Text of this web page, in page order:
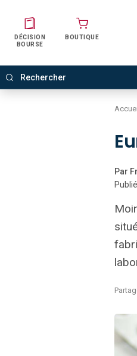
DÉCISION
BOURSE
BOUTIQUE
Accueil
Par